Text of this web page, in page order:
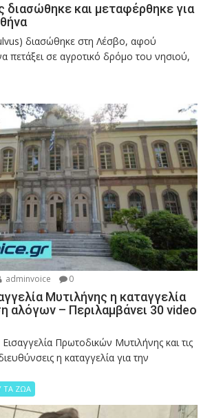
διασώθηκε και μεταφέρθηκε για
διασώθηκε στη Λέσβο, αφού
πετάξει σε αγροτικό δρόμο του νησιού,
adminvoice 0
Μυτιλήνης η καταγγελία
αλόγων – Περιλαμβάνει 30 video
Πρωτοδικών Μυτιλήνης και τις
η καταγγελία για την
ΤΑ ΖΩΑ